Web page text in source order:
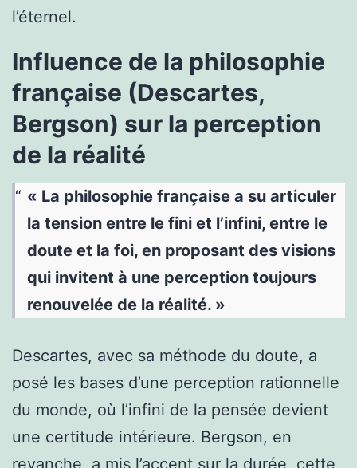
l’éternel.
Influence de la philosophie
française (Descartes,
Bergson) sur la perception
de la réalité
« La philosophie française a su articuler
la tension entre le fini et l’infini, entre le
doute et la foi, en proposant des visions
qui invitent à une perception toujours
renouvelée de la réalité. »
Descartes, avec sa méthode du doute, a
posé les bases d’une perception rationnelle
du monde, où l’infini de la pensée devient
une certitude intérieure. Bergson, en
revanche, a mis l’accent sur la durée, cette